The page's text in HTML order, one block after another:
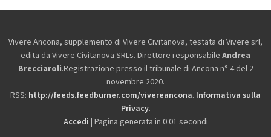
Vivere Ancona, supplemento di Vivere Civitanova, testata di Vivere srl,
edita da Vivere Civitanova SRLs. Direttore responsabile Andrea
Brecciaroli.Registrazione presso il tribunale di Ancona n° 4 del 2
novembre 2020.
RSS: http://feeds.feedburner.com/vivereancona. Informativa sulla
Privacy.
Accedi | Pagina generata in 0.01 secondi